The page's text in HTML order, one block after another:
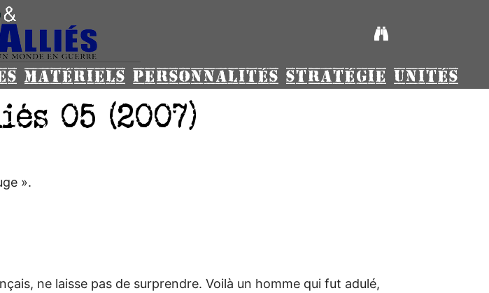
MATÉRIELS PERSONNALITÉS STRATÉGIE UNITÉS
05 (2007)
».
ne laisse pas de surprendre. Voilà un homme qui fut adulé,